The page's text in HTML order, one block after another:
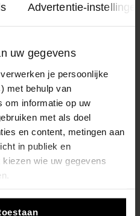
Advertentie-
uw gegevens
verwerken je persoonlijke
met behulp van
om informatie op uw
met als doel
en content, metingen aan
in publiek en
wie uw gegevens
met
Uw
ruim opgezet en
trends, actuele
apparatuur. U
ervaart materialen,
zoals ze in de
Dit helpt u om